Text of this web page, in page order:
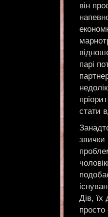
він
парі
стати
Дів, їх
просто